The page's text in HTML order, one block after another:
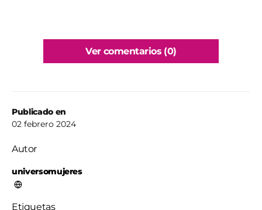
Publicado en
02 febrero 2024
Autor
universomujeres
Etiquetas
Ver comentarios (0)